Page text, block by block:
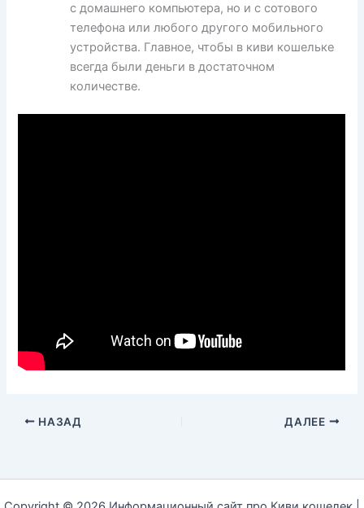
с домашнего компьютера, но и с сотового
телефона или любого другого мобильного
устройства. Главное, чтобы в киви кошельке
всегда были деньги в достаточном
количестве.
НАЗАД ДАЛЕЕ